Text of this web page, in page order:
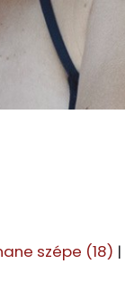
szépe (18) |